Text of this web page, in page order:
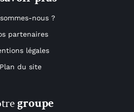
nous ?
partenaires
légales
Plan du site
groupe